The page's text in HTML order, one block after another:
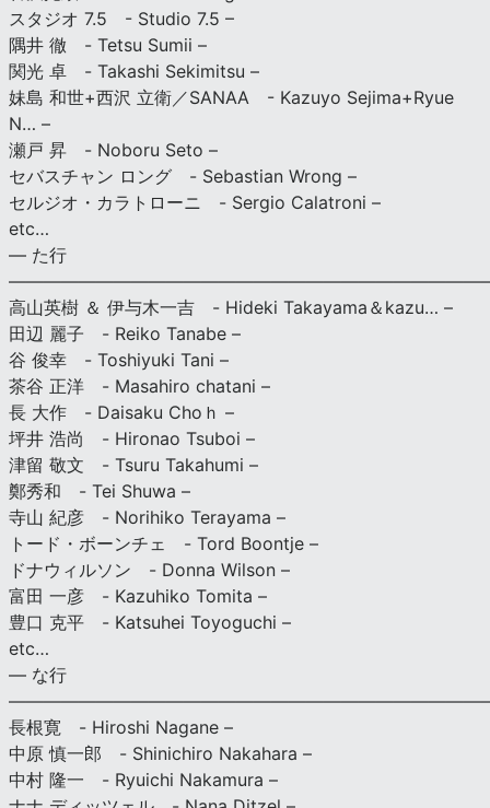
スタジオ 7.5 - Studio 7.5 –
隅井 徹 - Tetsu Sumii –
関光 卓 - Takashi Sekimitsu –
妹島 和世+西沢 立衛／SANAA - Kazuyo Sejima+Ryue
N… –
瀬戸 昇 - Noboru Seto –
セバスチャン ロング - Sebastian Wrong –
セルジオ・カラトローニ - Sergio Calatroni –
etc…
— た行
高山英樹 ＆ 伊与木一吉 - Hideki Takayama＆kazu… –
田辺 麗子 - Reiko Tanabe –
谷 俊幸 - Toshiyuki Tani –
茶谷 正洋 - Masahiro chatani –
長 大作 - Daisaku Choｈ –
坪井 浩尚 - Hironao Tsuboi –
津留 敬文 - Tsuru Takahumi –
鄭秀和 - Tei Shuwa –
寺山 紀彦 - Norihiko Terayama –
トード・ボーンチェ - Tord Boontje –
ドナウィルソン - Donna Wilson –
富田 一彦 - Kazuhiko Tomita –
豊口 克平 - Katsuhei Toyoguchi –
etc…
— な行
長根寛 - Hiroshi Nagane –
中原 慎一郎 - Shinichiro Nakahara –
中村 隆一 - Ryuichi Nakamura –